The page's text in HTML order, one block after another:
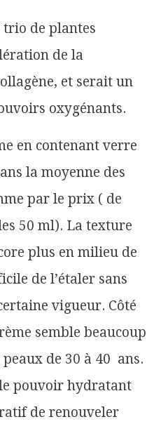
trio de plantes
de la
et serait un
oxygénants.
en contenant verre
la moyenne des
par le prix ( de
50 ml). La texture
plus en milieu de
de l’étaler sans
vigueur. Côté
semble beaucoup
de 30 à 40 ans.
pouvoir hydratant
de renouveler